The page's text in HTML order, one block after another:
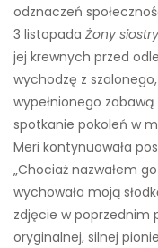
odznaczeń
3 listopada Żony siostry
jej krewnych przed
wychodzę z
wypełnionego
spotkanie pokoleń w
Meri kontynuowała
„Chociaż nazwałem
wychowała moją
zdjęcie w poprzednim
oryginalnej, silnej